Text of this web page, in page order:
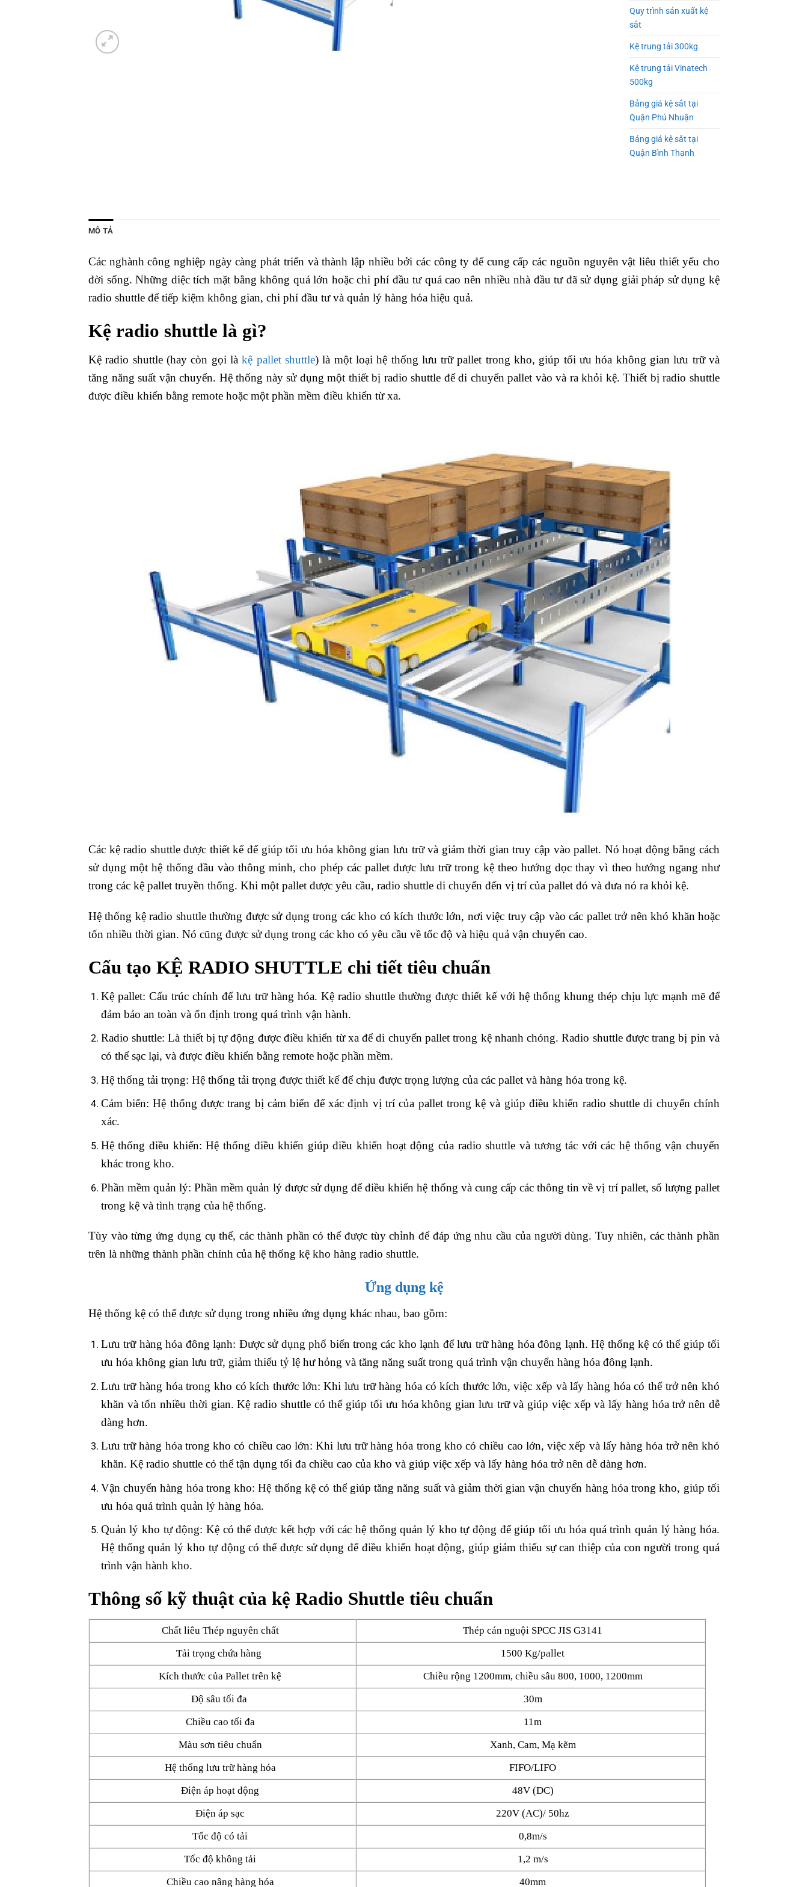
Quy trình sản xuất kệ
sắt
Kệ trung tải 300kg
Kệ trung tải Vinatech
500kg
Bảng giá kệ sắt tại
Quận Phú Nhuận
Bảng giá kệ sắt tại
Quận Bình Thạnh
MÔ TẢ
Các nghành công nghiệp ngày càng phát triển và thành lập nhiều bởi các công ty để cung cấp các nguồn nguyên vật liêu thiết yếu cho
đời sống. Những diệc tích mặt bằng không quá lớn hoặc chi phí đầu tư quá cao nên nhiều nhà đầu tư đã sử dụng giải pháp sử dụng kệ
radio shuttle để tiếp kiệm không gian, chi phí đầu tư và quản lý hàng hóa hiệu quả.
Kệ radio shuttle là gì?
Kệ radio shuttle (hay còn gọi làkệ pallet shuttle) là một loại hệ thống lưu trữ pallet trong kho, giúp tối ưu hóa không gian lưu trữ và
tăng năng suất vận chuyển. Hệ thống này sử dụng một thiết bị radio shuttle để di chuyển pallet vào và ra khỏi kệ. Thiết bị radio shuttle
được điều khiển bằng remote hoặc một phần mềm điều khiển từ xa.
Các kệ radio shuttle được thiết kế để giúp tối ưu hóa không gian lưu trữ và giảm thời gian truy cập vào pallet. Nó hoạt động bằng cách
sử dụng một hệ thống đầu vào thông minh, cho phép các pallet được lưu trữ trong kệ theo hướng dọc thay vì theo hướng ngang như
trong các kệ pallet truyền thống. Khi một pallet được yêu cầu, radio shuttle di chuyển đến vị trí của pallet đó và đưa nó ra khỏi kệ.
Hệ thống kệ radio shuttle thường được sử dụng trong các kho có kích thước lớn, nơi việc truy cập vào các pallet trở nên khó khăn hoặc
tốn nhiều thời gian. Nó cũng được sử dụng trong các kho có yêu cầu về tốc độ và hiệu quả vận chuyển cao.
Cấu tạo KỆ RADIO SHUTTLE chi tiết tiêu chuẩn
Kệ pallet: Cấu trúc chính để lưu trữ hàng hóa. Kệ radio shuttle thường được thiết kế với hệ thống khung thép chịu lực mạnh mẽ để
đảm bảo an toàn và ổn định trong quá trình vận hành.
Radio shuttle: Là thiết bị tự động được điều khiển từ xa để di chuyển pallet trong kệ nhanh chóng. Radio shuttle được trang bị pin và
có thể sạc lại, và được điều khiển bằng remote hoặc phần mềm.
Hệ thống tải trọng: Hệ thống tải trọng được thiết kế để chịu được trọng lượng của các pallet và hàng hóa trong kệ.
Cảm biến: Hệ thống được trang bị cảm biến để xác định vị trí của pallet trong kệ và giúp điều khiển radio shuttle di chuyển chính
xác.
Hệ thống điều khiển: Hệ thống điều khiển giúp điều khiển hoạt động của radio shuttle và tương tác với các hệ thống vận chuyển
khác trong kho.
Phần mềm quản lý: Phần mềm quản lý được sử dụng để điều khiển hệ thống và cung cấp các thông tin về vị trí pallet, số lượng pallet
trong kệ và tình trạng của hệ thống.
Tùy vào từng ứng dụng cụ thể, các thành phần có thể được tùy chỉnh để đáp ứng nhu cầu của người dùng. Tuy nhiên, các thành phần
trên là những thành phần chính của hệ thống kệ kho hàng radio shuttle.
Ứng dụng kệ
Hệ thống kệ có thể được sử dụng trong nhiều ứng dụng khác nhau, bao gồm:
Lưu trữ hàng hóa đông lạnh: Được sử dụng phổ biến trong các kho lạnh để lưu trữ hàng hóa đông lạnh. Hệ thống kệ có thể giúp tối
ưu hóa không gian lưu trữ, giảm thiểu tỷ lệ hư hỏng và tăng năng suất trong quá trình vận chuyển hàng hóa đông lạnh.
Lưu trữ hàng hóa trong kho có kích thước lớn: Khi lưu trữ hàng hóa có kích thước lớn, việc xếp và lấy hàng hóa có thể trở nên khó
khăn và tốn nhiều thời gian. Kệ radio shuttle có thể giúp tối ưu hóa không gian lưu trữ và giúp việc xếp và lấy hàng hóa trở nên dễ
dàng hơn.
Lưu trữ hàng hóa trong kho có chiều cao lớn: Khi lưu trữ hàng hóa trong kho có chiều cao lớn, việc xếp và lấy hàng hóa trở nên khó
khăn. Kệ radio shuttle có thể tận dụng tối đa chiều cao của kho và giúp việc xếp và lấy hàng hóa trở nên dễ dàng hơn.
Vận chuyển hàng hóa trong kho: Hệ thống kệ có thể giúp tăng năng suất và giảm thời gian vận chuyển hàng hóa trong kho, giúp tối
ưu hóa quá trình quản lý hàng hóa.
Quản lý kho tự động: Kệ có thể được kết hợp với các hệ thống quản lý kho tự động để giúp tối ưu hóa quá trình quản lý hàng hóa.
Hệ thống quản lý kho tự động có thể được sử dụng để điều khiển hoạt động, giúp giảm thiểu sự can thiệp của con người trong quá
trình vận hành kho.
Thông số kỹ thuật của kệ Radio Shuttle tiêu chuẩn
Chất liêu Thép nguyên chất
Thép cán nguội SPCC JIS G3141
Tải trọng chứa hàng
1500 Kg/pallet
Kích thước của Pallet trên kệ
Chiều rộng 1200mm, chiều sâu 800, 1000, 1200mm
Độ sâu tối đa
30m
Chiều cao tối đa
11m
Màu sơn tiêu chuẩn
Xanh, Cam, Mạ kẽm
Hệ thống lưu trữ hàng hóa
FIFO/LIFO
Điện áp hoạt động
48V (DC)
Điện áp sạc
220V (AC)/ 50hz
Tốc độ có tải
0,8m/s
Tốc độ không tải
1,2 m/s
Chiều cao nâng hàng hóa
40mm